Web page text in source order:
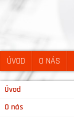
ÚVOD O NÁS
Úvod
O nás